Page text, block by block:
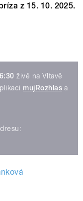
z 15. 10. 2025.
živě na Vltavě
mujRozhlas a